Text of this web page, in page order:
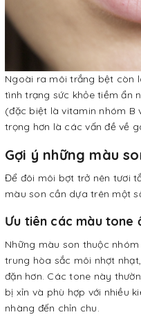
Ngoài ra môi trắng bệt còn
tình trạng sức khỏe tiềm ẩn
(đặc biệt là vitamin nhóm B
trọng hơn là các vấn đề về
Gợi ý những màu
Để đôi môi bợt trở nên tươi
màu son cần dựa trên một
Ưu tiên các màu tone
Những màu son thuộc
trung hòa sắc môi nhợt
đặn hơn. Các tone này
bị xỉn và phù hợp với nhiều
nhàng đến chỉn chu.